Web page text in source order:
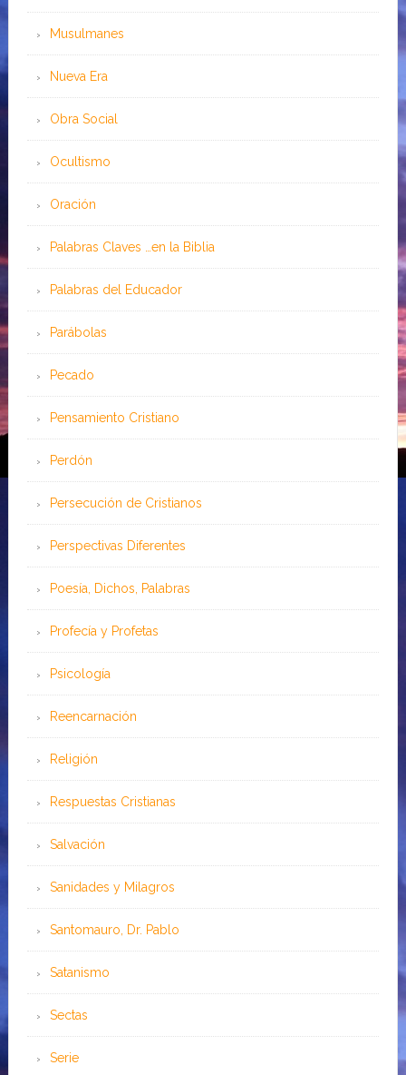
Musulmanes
Nueva Era
Obra Social
Ocultismo
Oración
Palabras Claves …en la Biblia
Palabras del Educador
Parábolas
Pecado
Pensamiento Cristiano
Perdón
Persecución de Cristianos
Perspectivas Diferentes
Poesía, Dichos, Palabras
Profecía y Profetas
Psicología
Reencarnación
Religión
Respuestas Cristianas
Salvación
Sanidades y Milagros
Santomauro, Dr. Pablo
Satanismo
Sectas
Serie